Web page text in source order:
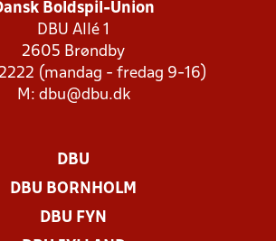
Boldspil-Union
DBU Allé 1
2605 Brøndby
2222 (mandag - fredag 9-16)
M: dbu@dbu.dk
DBU
DBU BORNHOLM
DBU FYN